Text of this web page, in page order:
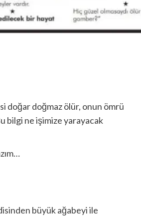
doğar doğmaz ölür, onun ömrü
bilgi ne işimize yarayacak
büyük ağabeyi ile